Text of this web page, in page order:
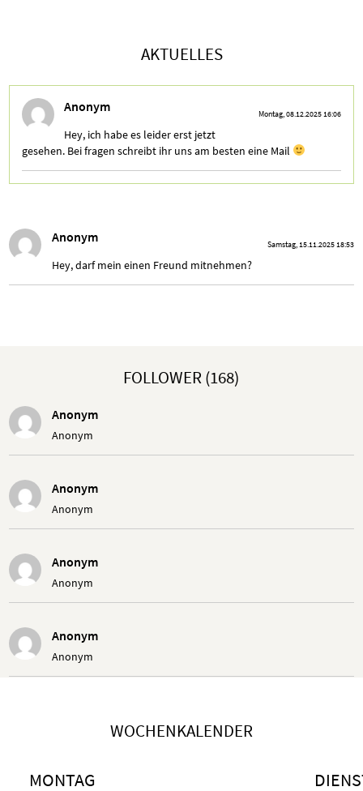
AKTUELLES
Anonym Montag, 08.12.2025 16:06
Hey, ich habe es leider erst jetzt
gesehen. Bei fragen schreibt ihr uns am besten eine Mail
Anonym Samstag, 15.11.2025 18:53
Hey, darf mein einen Freund mitnehmen?
FOLLOWER (168)
Anonym
Anonym
Anonym
Anonym
Anonym
Anonym
Anonym
Anonym
Anonym
WOCHENKALENDER
MONTAG